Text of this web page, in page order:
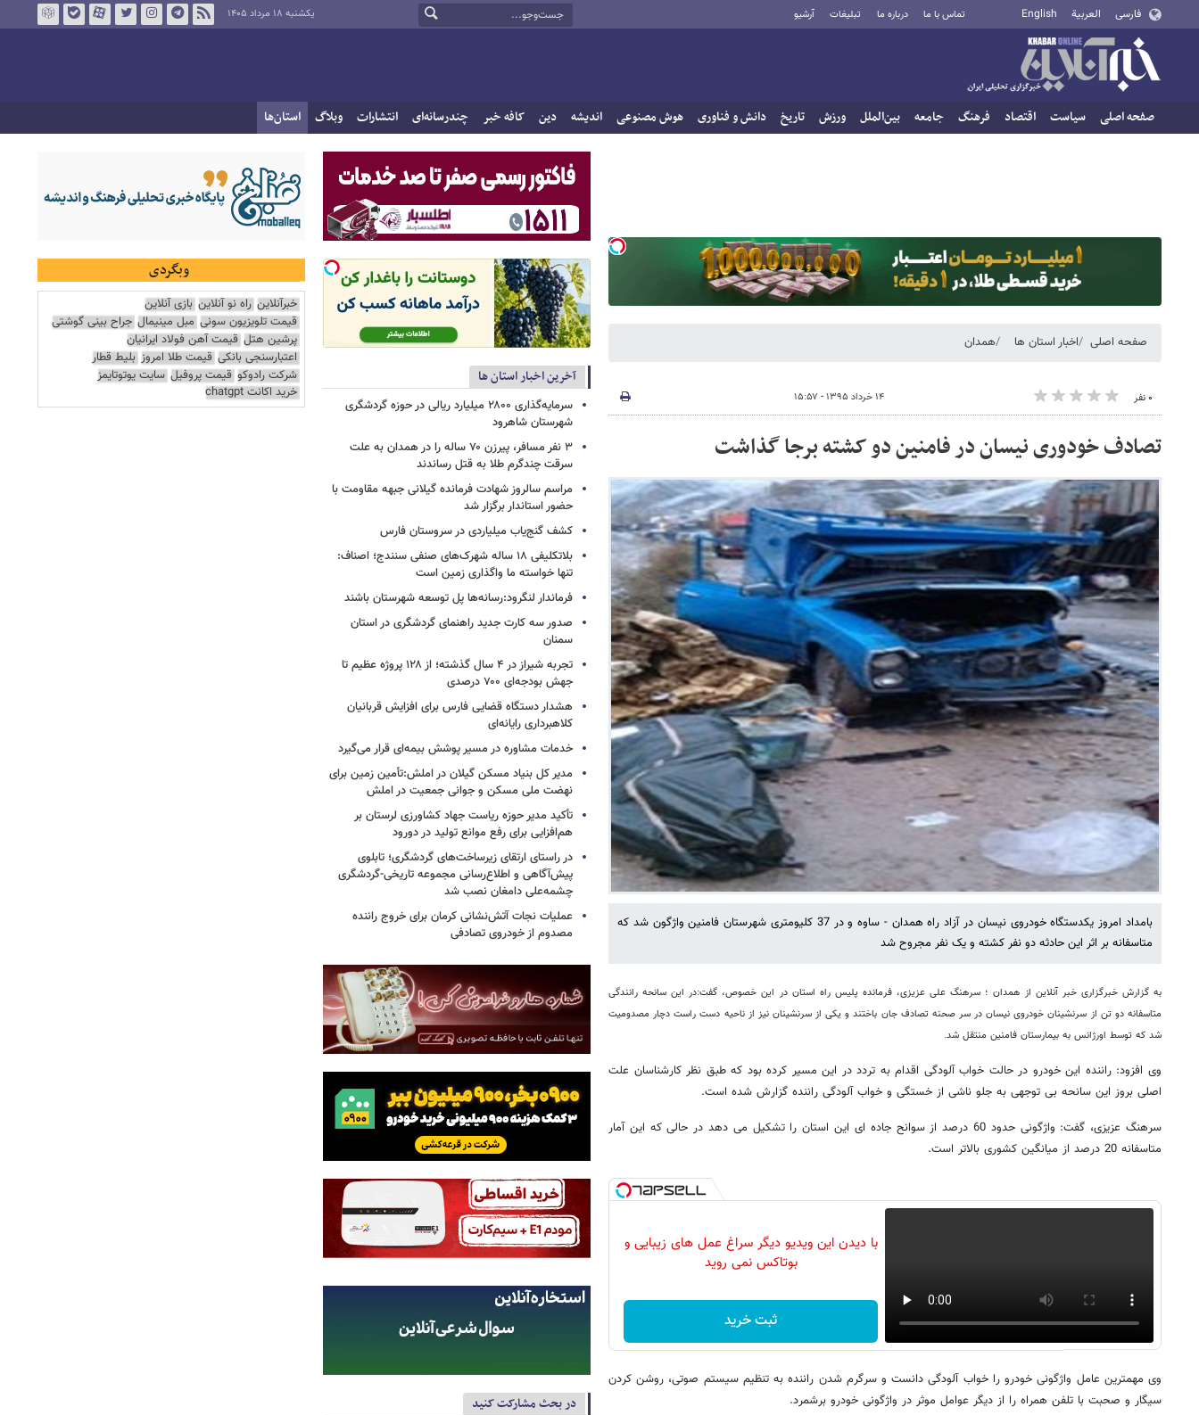
فارسی العربية English تماس با ما درباره ما تبلیغات آرشیو یکشنبه ۱۸ مرداد ۱۴۰۵
صفحه اصلی سیاست اقتصاد فرهنگ جامعه بین‌الملل ورزش تاریخ دانش و فناوری هوش مصنوعی اندیشه دین کافه خبر چندرسانه‌ای انتشارات وبلاگ استان‌ها
صفحه اصلی اخبار استان ها همدان
۰ نفر ۱۴ خرداد ۱۳۹۵ - ۱۵:۵۷
تصادف خودوری نیسان در فامنین دو کشته برجا گذاشت
بامداد امروز یکدستگاه خودروی نیسان در آزاد راه همدان - ساوه و در 37 کلیومتری شهرستان فامنین واژگون شد که
متاسفانه بر اثر این حادثه دو نفر کشته و یک نفر مجروح شد
به گزارش خبرگزاری خبر آنلاین از همدان ؛ سرهنگ علی عزیزی، فرمانده پلیس راه استان در این خصوص، گفت:در این سانحه رانندگی
متاسفانه دو تن از سرنشینان خودروی نیسان در سر صحنه تصادف جان باختند و یکی از سرنشینان نیز از ناحیه دست راست دچار مصدومیت
شد که توسط اورژانس به بیمارستان فامنین منتقل شد.
وی افزود: راننده این خودرو در حالت خواب آلودگی اقدام به تردد در این مسیر کرده بود که طبق نظر کارشناسان علت
اصلی بروز این سانحه بی توجهی به جلو ناشی از خستگی و خواب آلودگی راننده گزارش شده است.
سرهنگ عزیزی، گفت: واژگونی حدود 60 درصد از سوانح جاده ای این استان را تشکیل می دهد در حالی که این آمار
متاسفانه 20 درصد از میانگین کشوری بالاتر است.
با دیدن این ویدیو دیگر سراغ عمل های زیبایی و
بوتاکس نمی روید
ثبت خرید
وی مهمترین عامل واژگونی خودرو را خواب آلودگی دانست و سرگرم شدن راننده به تنظیم سیستم صوتی، روشن کردن
سیگار و صحبت با تلفن همراه را از دیگر عوامل موثر در واژگونی خودرو برشمرد.
آخرین اخبار استان ها
سرمایه‌گذاری ۲۸۰۰ میلیارد ریالی در حوزه گردشگری
شهرستان شاهرود
۳ نفر مسافر، پیرزن ۷۰ ساله را در همدان به علت
سرقت چندگرم طلا به قتل رساندند
مراسم سالروز شهادت فرمانده گیلانی جبهه مقاومت با
حضور استاندار برگزار شد
کشف گنج‌یاب میلیاردی در سروستان فارس
بلاتکلیفی ۱۸ ساله شهرک‌های صنفی سنندج؛ اصناف:
تنها خواسته ما واگذاری زمین است
فرماندار لنگرود:رسانه‌ها پل توسعه شهرستان باشند
صدور سه کارت جدید راهنمای گردشگری در استان
سمنان
تجربه شیراز در ۴ سال گذشته؛ از ۱۲۸ پروژه عظیم تا
جهش بودجه‌ای ۷۰۰ درصدی
هشدار دستگاه قضایی فارس برای افزایش قربانیان
کلاهبرداری رایانه‌ای
خدمات مشاوره در مسیر پوشش بیمه‌ای قرار می‌گیرد
مدیر کل بنیاد مسکن گیلان در املش:تأمین زمین برای
نهضت ملی مسکن و جوانی جمعیت در املش
تأکید مدیر حوزه ریاست جهاد کشاورزی لرستان بر
هم‌افزایی برای رفع موانع تولید در دورود
در راستای ارتقای زیرساخت‌های گردشگری؛ تابلوی
پیش‌آگاهی و اطلاع‌رسانی مجموعه تاریخی-گردشگری
چشمه‌علی دامغان نصب شد
عملیات نجات آتش‌نشانی کرمان برای خروج راننده
مصدوم از خودروی تصادفی
در بحث مشارکت کنید
وبگردی
خبرآنلاین راه نو آنلاین بازی آنلاین
قیمت تلویزیون سونی مبل مینیمال جراح بینی گوشتی
پرشین هتل قیمت آهن فولاد ایرانیان
اعتبارسنجی بانکی قیمت طلا امروز بلیط قطار
شرکت رادوکو قیمت پروفیل سایت یوتوتایمز
خرید اکانت chatgpt